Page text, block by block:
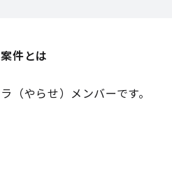
件とは
（やらせ）メンバーです。